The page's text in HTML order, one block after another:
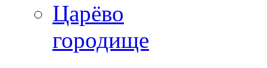
Царёво
городище